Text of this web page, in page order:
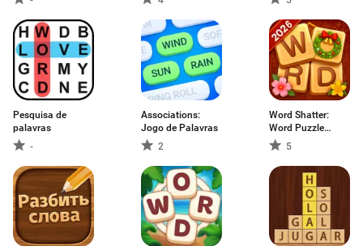
Pesquisa de
palavras
-
Associations:
Jogo de Palavras
2
Word Shatter:
Word Puzzle
Game5